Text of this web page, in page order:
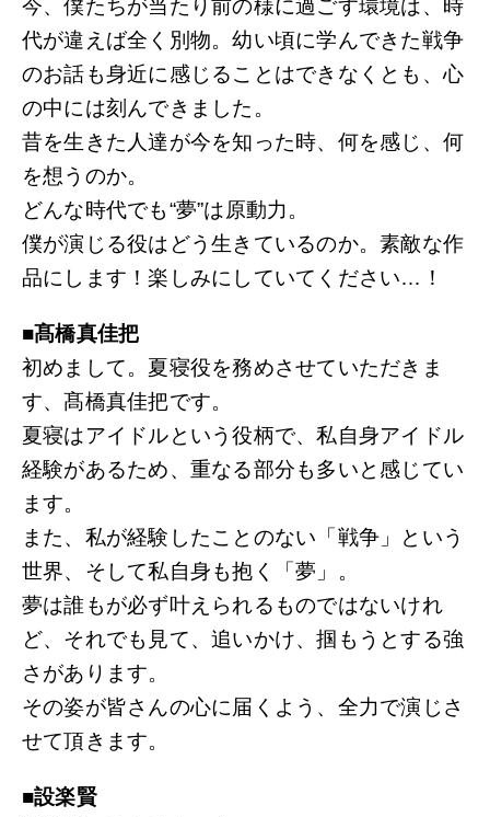
今、僕たちが当たり前の様に過ごす環境は、時
代が違えば全く別物。幼い頃に学んできた戦争
のお話も身近に感じることはできなくとも、心
の中には刻んできました。
昔を生きた人達が今を知った時、何を感じ、何
を想うのか。
どんな時代でも“夢”は原動力。
僕が演じる役はどう生きているのか。素敵な作
品にします！楽しみにしていてください…！
■髙橋真佳把
初めまして。夏寝役を務めさせていただきま
す、髙橋真佳把です。
夏寝はアイドルという役柄で、私自身アイドル
経験があるため、重なる部分も多いと感じてい
ます。
また、私が経験したことのない「戦争」という
世界、そして私自身も抱く「夢」。
夢は誰もが必ず叶えられるものではないけれ
ど、それでも見て、追いかけ、掴もうとする強
さがあります。
その姿が皆さんの心に届くよう、全力で演じさ
せて頂きます。
■設楽賢